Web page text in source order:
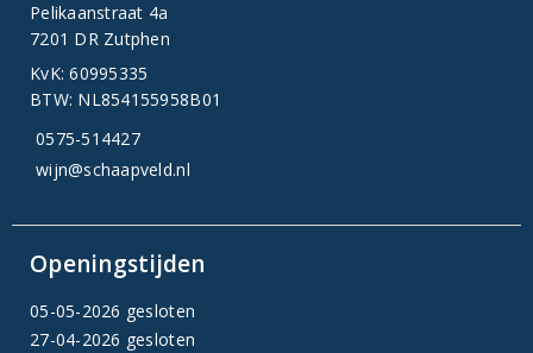
Pelikaanstraat 4a
7201 DR Zutphen
KvK: 60995335
BTW: NL854155958B01
0575-514427
wijn@schaapveld.nl
Openingstijden
05-05-2026 gesloten
27-04-2026 gesloten